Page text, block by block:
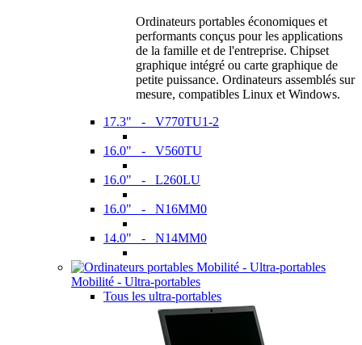
Ordinateurs portables économiques et
performants conçus pour les applications
de la famille et de l'entreprise. Chipset
graphique intégré ou carte graphique de
petite puissance. Ordinateurs assemblés sur
mesure, compatibles Linux et Windows.
17.3" - V770TU1-2
16.0" - V560TU
16.0" - L260LU
16.0" - N16MM0
14.0" - N14MM0
Mobilité - Ultra-portables
Tous les ultra-portables